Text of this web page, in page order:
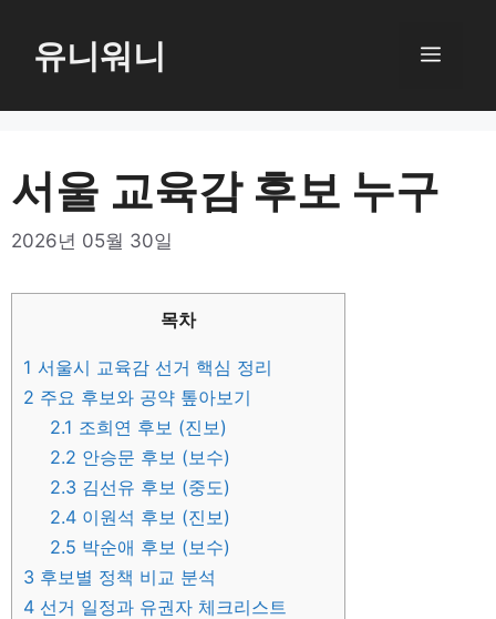
로
뛰
기
유니워니 메
서울 교육감 후보 누구
2026년 05월 30일
목차
1 서울시 교육감 선거 핵심 정리
2 주요 후보와 공약 톺아보기
2.1 조희연 후보 (진보)
2.2 안승문 후보 (보수)
2.3 김선유 후보 (중도)
2.4 이원석 후보 (진보)
2.5 박순애 후보 (보수)
3 후보별 정책 비교 분석
4 선거 일정과 유권자 체크리스트